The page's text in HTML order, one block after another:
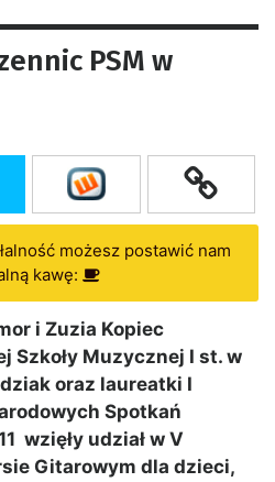
PSM w
możesz postawić nam
kawę:
i Zuzia Kopiec
Szkoły Muzycznej I st. w
oraz laureatki I
Spotkań
wzięły udział w V
Gitarowym dla dzieci,